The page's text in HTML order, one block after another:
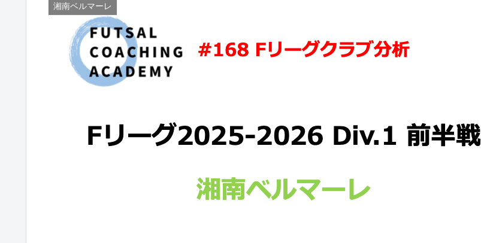
湘南ベルマーレ